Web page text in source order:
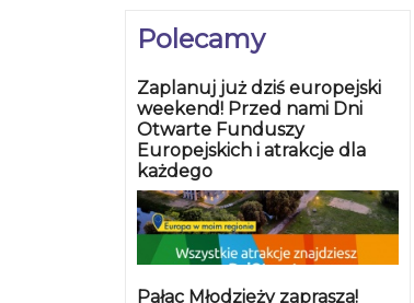
Polecamy
Zaplanuj już dziś europejski
weekend! Przed nami Dni
Otwarte Funduszy
Europejskich i atrakcje dla
każdego
Pałac Młodzieży zaprasza!